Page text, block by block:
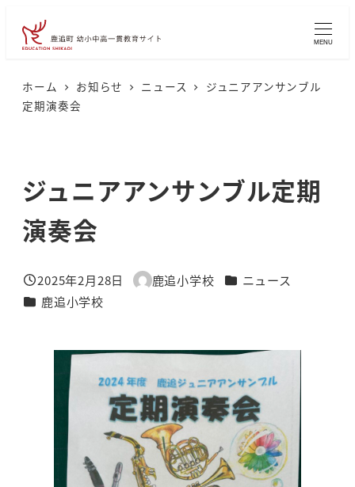
MENU
ホーム お知らせ ニュース
ジュニアアンサンブル
定期演奏会
ジュニアアンサンブル定期
演奏会
投稿日
2025年2月28日
著
鹿追小学校 カテゴリー
ニュース
カテゴリー
鹿追小学校